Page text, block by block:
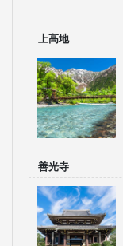
上高地
善光寺